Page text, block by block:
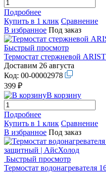
Подробнее
Купить в 1 клик Сравнение
В избранное Под заказ
Быстрый просмотр
Термостат стержневой
Доставим 26 августа
Код: 00-00002978
399 ₽
В корзину
Подробнее
Купить в 1 клик Сравнение
В избранное Под заказ
Быстрый просмотр
Термостат водонагревателя